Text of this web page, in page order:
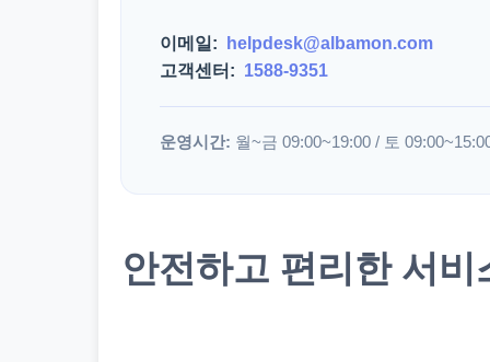
이메일:
helpdesk@albamon.com
고객센터: 1588-9351
운영시간: 월~금 09:00~19:00 / 토
안전하고 편리한 서